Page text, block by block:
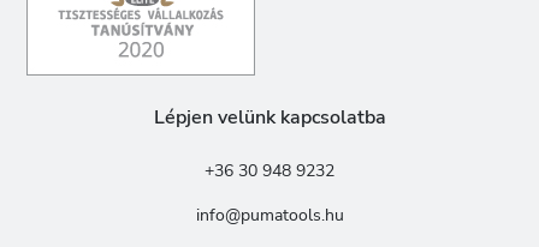
Lépjen velünk kapcsolatba
+36 30 948 9232
info@pumatools.hu